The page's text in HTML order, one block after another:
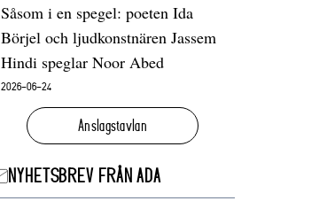
Såsom i en spegel: poeten Ida
Börjel och ljudkonstnären Jassem
Hindi speglar Noor Abed
2026-06-24
Anslagstavlan
NYHETSBREV FRÅN ADA